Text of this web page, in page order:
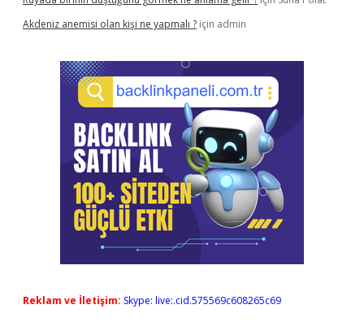
Akdeniz anemisi olan kişi ne yapmalı ? için admin
Reklam ve İletişim: Skype: live:.cid.575569c608265c69